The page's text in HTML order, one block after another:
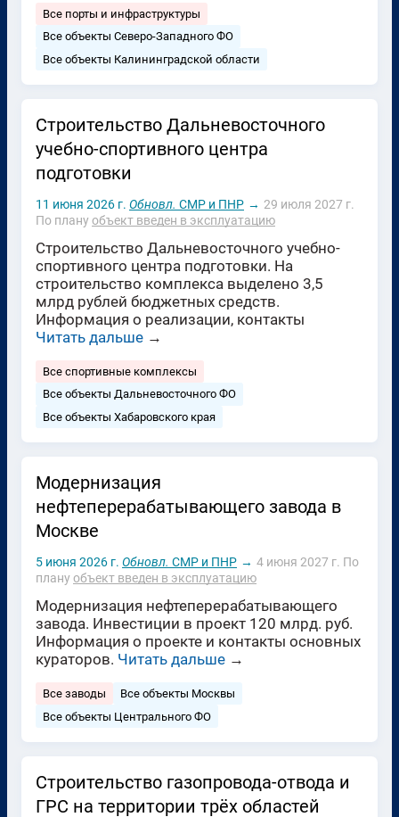
Все порты и инфраструктуры
Все объекты Северо-Западного ФО
Все объекты Калининградской области
Строительство Дальневосточного
учебно-спортивного центра
подготовки
11 июня 2026 г. Обновл. СМР и ПНР → 29 июля 2027 г.
По плануобъект введен в эксплуатацию
Строительство Дальневосточного учебно-
спортивного центра подготовки. На
строительство комплекса выделено 3,5
млрд рублей бюджетных средств.
Информация о реализации, контакты
Читать дальше →
Все спортивные комплексы
Все объекты Дальневосточного ФО
Все объекты Хабаровского края
Модернизация
нефтеперерабатывающего завода в
Москве
5 июня 2026 г. Обновл. СМР и ПНР → 4 июня 2027 г. По
плануобъект введен в эксплуатацию
Модернизация нефтеперерабатывающего
завода. Инвестиции в проект 120 млрд. руб.
Информация о проекте и контакты основных
кураторов. Читать дальше →
Все заводы
Все объекты Москвы
Все объекты Центрального ФО
Строительство газопровода-отвода и
ГРС на территории трёх областей